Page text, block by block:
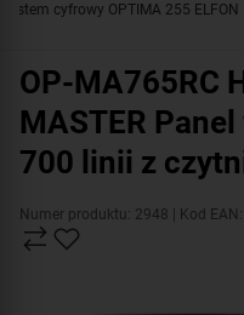
System cyfrowy OPTIMA 255 ELFON
OP-MA765RC
MASTER
700 linii z
Numer produktu: 2948 | Kod